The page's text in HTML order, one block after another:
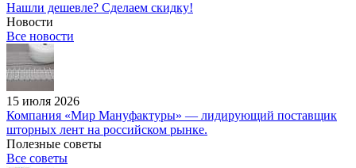
Нашли дешевле? Сделаем скидку!
Новости
Все новости
15 июля 2026
Компания «Мир Мануфактуры» — лидирующий поставщик
шторных лент на российском рынке.
Полезные советы
Все советы